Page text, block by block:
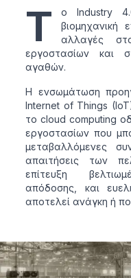
Τ
ο Industry
βιομηχανική
αλλαγές
εργοστασίων και
αγαθών.
Η ενσωμάτωση
Internet of Things
το cloud computing
εργοστασίων που
μεταβαλλόμενες
απαιτήσεις των
επίτευξη
απόδοσης, και
αποτελεί ανάγκη ή